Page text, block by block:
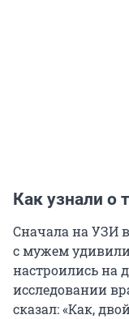
Как узнали о
Сначала на УЗИ
с мужем
настроились на
исследовании
сказал: «Как,